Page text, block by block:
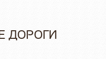
ДОРОГИ